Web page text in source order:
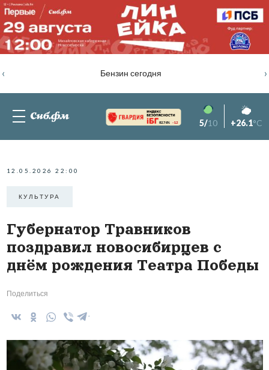
Бензин сегодня
‹ ›
82.76% -1.2 5/10 +26.1°C
12.05.2026 22:00
КУЛЬТУРА
Губернатор Травников
поздравил новосибирцев с
днём рождения Театра Победы
Поделиться